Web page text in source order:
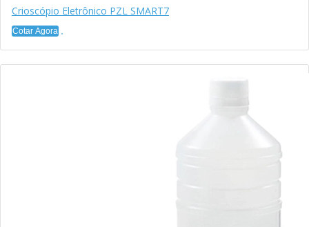
Crioscópio Eletrônico PZL SMART7
Cotar Agora